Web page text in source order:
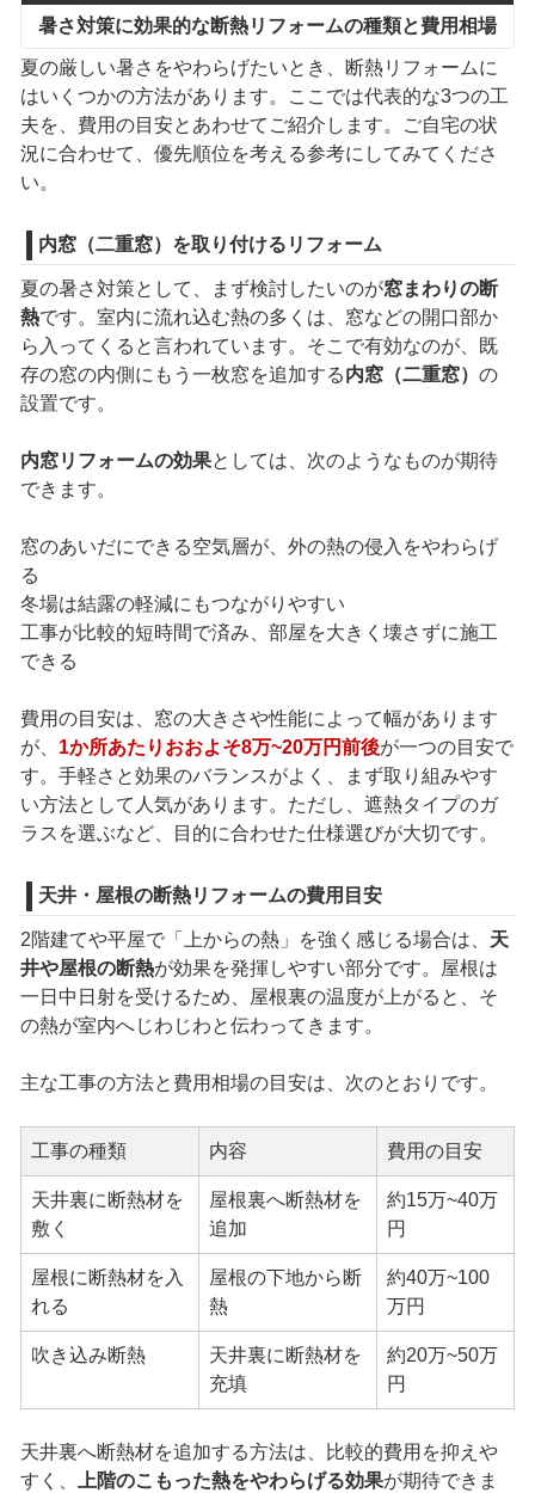
暑さ対策に効果的な断熱リフォームの種類と費用相場
夏の厳しい暑さをやわらげたいとき、断熱リフォームに
はいくつかの方法があります。ここでは代表的な3つの工
夫を、費用の目安とあわせてご紹介します。ご自宅の状
況に合わせて、優先順位を考える参考にしてみてくださ
い。
内窓（二重窓）を取り付けるリフォーム
夏の暑さ対策として、まず検討したいのが窓まわりの断
熱です。室内に流れ込む熱の多くは、窓などの開口部か
ら入ってくると言われています。そこで有効なのが、既
存の窓の内側にもう一枚窓を追加する内窓（二重窓） の
設置です。
内窓リフォームの効果としては、次のようなものが期待
できます。
窓のあいだにできる空気層が、外の熱の侵入をやわらげ
る
冬場は結露の軽減にもつながりやすい
工事が比較的短時間で済み、部屋を大きく壊さずに施工
できる
費用の目安は、窓の大きさや性能によって幅があります
が、 1か所あたりおおよそ8万~20万円前後が一つの目安で
す。手軽さと効果のバランスがよく、まず取り組みやす
い方法として人気があります。ただし、遮熱タイプのガ
ラスを選ぶなど、目的に合わせた仕様選びが大切です。
天井・屋根の断熱リフォームの費用目安
2階建てや平屋で「上からの熱」を強く感じる場合は、 天
井や屋根の断熱が効果を発揮しやすい部分です。屋根は
一日中日射を受けるため、屋根裏の温度が上がると、そ
の熱が室内へじわじわと伝わってきます。
主な工事の方法と費用相場の目安は、次のとおりです。
工事の種類 内容 費用の目安
天井裏に断熱材を
敷く
屋根裏へ断熱材を
追加
約15万~40万
円
屋根に断熱材を入
れる
屋根の下地から断
熱
約40万~100
万円
吹き込み断熱
天井裏に断熱材を
充填
約20万~50万
円
天井裏へ断熱材を追加する方法は、比較的費用を抑えや
すく、
上階のこもった熱をやわらげる効果が期待できま